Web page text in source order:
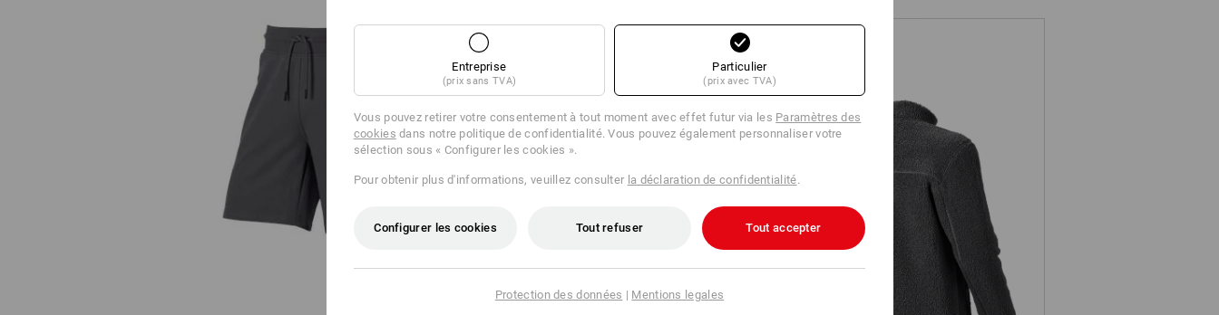
Veste en fibre polaire e.s.e:pic
Sweat short e.s.e:pic T-Shirt e.s.e:pic
Entreprise
(prix sans TVA)
Particulier
(prix avec TVA)
Vous pouvez retirer votre consentement à tout moment avec effet futur via les Paramètres des
cookies dans notre politique de confidentialité. Vous pouvez également personnaliser votre
sélection sous « Configurer les cookies ».
Pour obtenir plus d'informations, veuillez consulter la déclaration de confidentialité.
Configurer les cookies Tout refuser Tout accepter
Protection des données | Mentions legales